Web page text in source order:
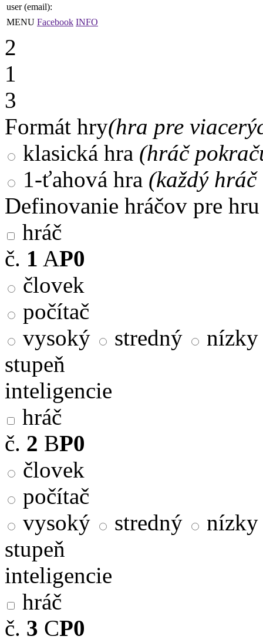
user (email):
MENU Facebook INFO
2
1
3
Formát hry(hra pre
klasická hra (hráč
1-ťahová hra (každý
Definovanie hráčov pre hru
hráč
č. 1 AP0
človek
počítač
vysoký
stredný
nízky
stupeň
inteligencie
hráč
č. 2 BP0
človek
počítač
vysoký
stredný
nízky
stupeň
inteligencie
hráč
č. 3 CP0